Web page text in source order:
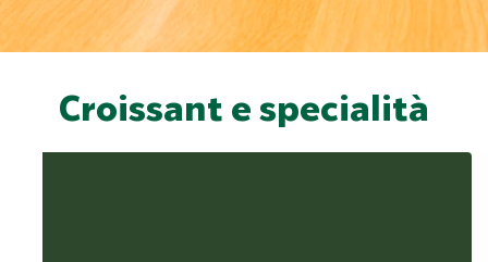
Croissant e specialità